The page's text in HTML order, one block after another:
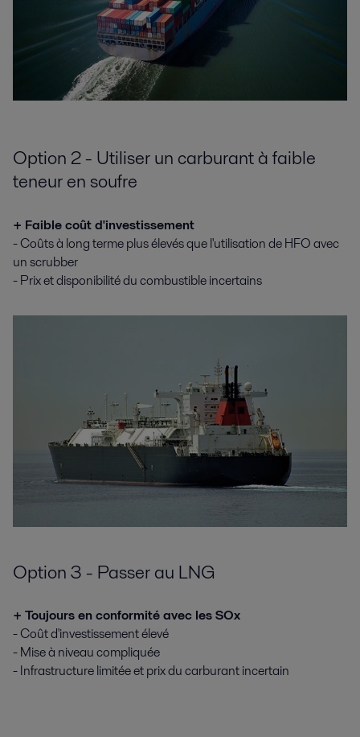
Option 2 - Utiliser un carburant à faible
teneur en soufre
+ Faible coût d'investissement
- Coûts à long terme plus élevés que l'utilisation de HFO avec
un scrubber
- Prix et disponibilité du combustible incertains
Option 3 - Passer au LNG
+ Toujours en conformité avec les SOx
- Coût d'investissement élevé
- Mise à niveau compliquée
- Infrastructure limitée et prix du carburant incertain